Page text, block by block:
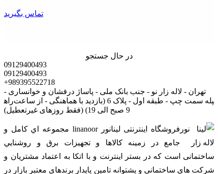
تماس بگیرید
در حال جستجو
09129400493
09129400493
+989395522718
تهران - لاله زار نو - جنب بانک ملی - پاساژ درفشان و خوانساری -
راه‎پله سمت چپ - طبقه اول - پلاک 6 (بازدید با هماهنگی - از ساعت
9 صبح الی 19) (فقط روزهای غیرتعطیل)
فروشگاه اینترنتی لینانور linanoor مجموعه اي کامل و
جامع در زمينه کالاها و تجهيزات برق و روشنايي
ساختمانی است که در بستر اينترنت و با اتکا به اعتماد مشتریان و
شرکت های ساختمانی و پشتوانه تامین پایدار برندهای معتبر بازار در